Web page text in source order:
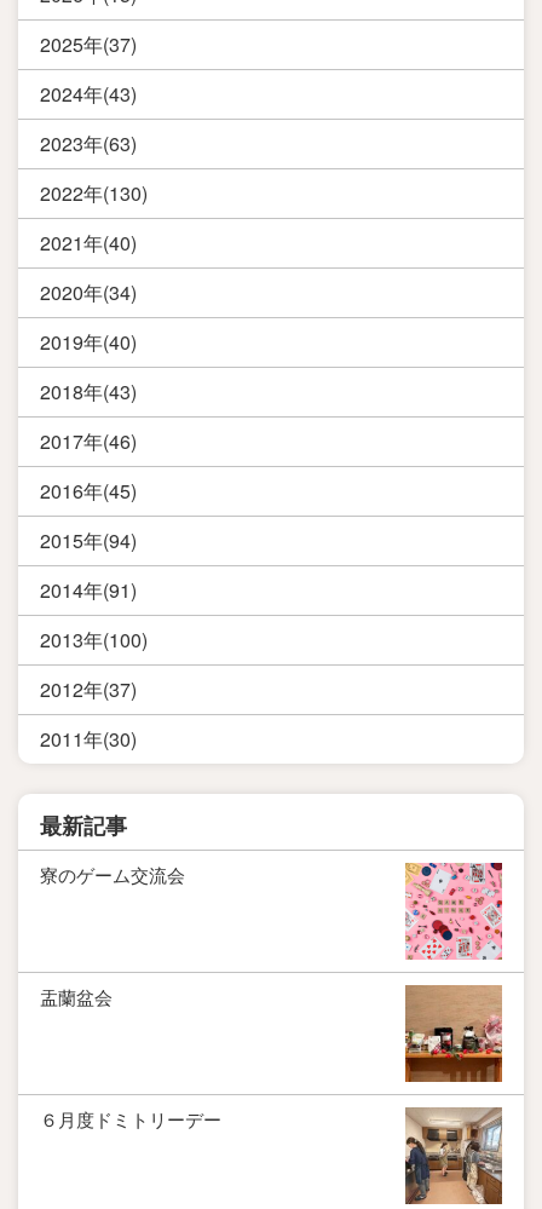
2025年(37)
2024年(43)
2023年(63)
2022年(130)
2021年(40)
2020年(34)
2019年(40)
2018年(43)
2017年(46)
2016年(45)
2015年(94)
2014年(91)
2013年(100)
2012年(37)
2011年(30)
最新記事
寮のゲーム交流会
盂蘭盆会
６月度ドミトリーデー